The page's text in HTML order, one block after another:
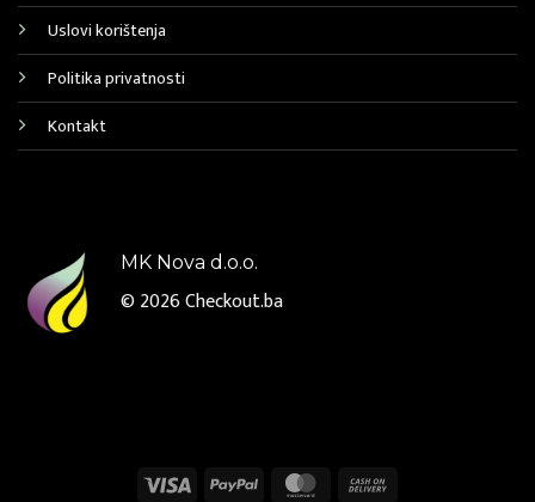
Uslovi korištenja
Politika privatnosti
Kontakt
MK Nova d.o.o.
© 2026Checkout.ba